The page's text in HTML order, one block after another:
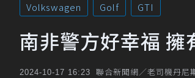
Volkswagen Golf GTI
南非警方好幸福
2024-10-17 16:23 聯合新聞網／老司機丹尼